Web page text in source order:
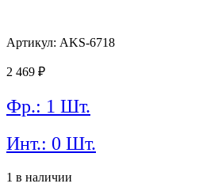
Артикул: AKS-6718
2 469 ₽
Фр.: 1 Шт.
Инт.: 0 Шт.
1 в наличии